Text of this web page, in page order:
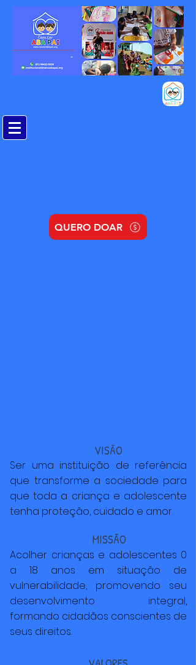
QUERO DOAR
VISÃO
Ser uma instituição de referência
que transforme a sociedade para
que toda a criança e adolescente
tenha proteção, cuidado e amor.
MISSÃO
Acolher crianças e adolescentes 0
a 18 anos em situação de
vulnerabilidade, promovendo seu
desenvolvimento integral,
formando cidadãos conscientes de
seus direitos.